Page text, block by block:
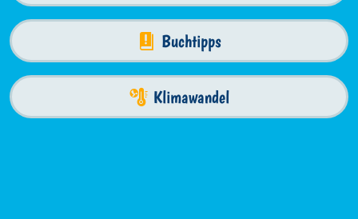
Buchtipps
Klimawandel